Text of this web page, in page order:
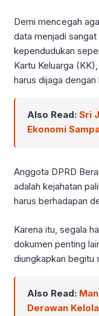
Demi mencegah
data menjadi
kependudukan
Kartu Keluarga
harus dijaga dengan
Also Read: Sri
Ekonomi
Anggota DPRD
adalah kejahatan
harus berhadapan
Karena itu, segala
dokumen penting
diungkapkan begitu
Also Read:
Derawan